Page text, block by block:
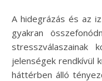
A hidegrázás és az izzadás olyan fizikai reakciók, amelyek
gyakran
stresszválaszainak
jelenségek rendkívül
háttérben álló